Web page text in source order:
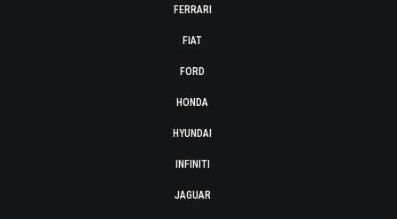
FERRARI
FIAT
FORD
HONDA
HYUNDAI
INFINITI
JAGUAR